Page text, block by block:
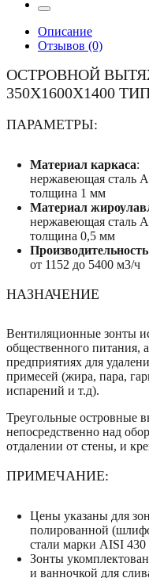
Описание
Отзывов (0)
ОСТРОВНОЙ
350X1600X1400
ПАРАМЕТРЫ:
Материал каркаса:
нержавеющая сталь
толщина 1 мм
Материал
нержавеющая сталь
толщина 0,5 мм
от 1152 до 5400 м3/ч
НАЗНАЧЕНИЕ
Вентиляционные зонты
общественного
предприятиях для
примесей (жира, пара,
испарений и т.д).
Треугольные островные
непосредственно над
отдалении от стены, и
ПРИМЕЧАНИЕ:
Цены указаны для
полированной
стали марки AISI
Зонты
и ванночкой для